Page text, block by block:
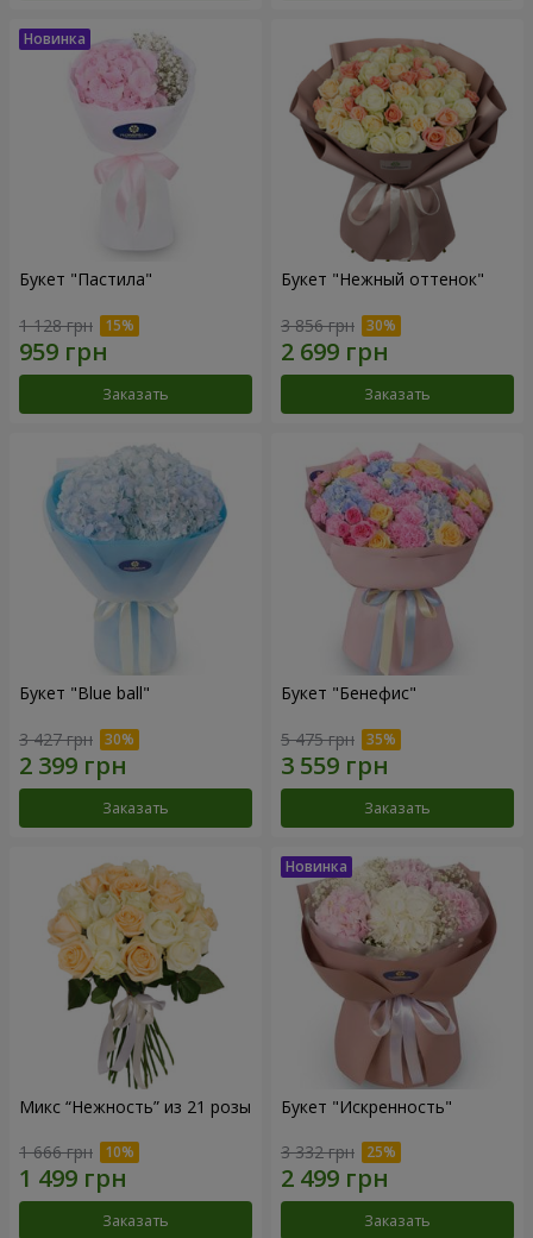
Букет "Пастила"
1 128 грн
Заказать
Букет "Нежный оттенок"
3 856 грн
Заказать
Букет "Blue ball"
3 427 грн
Заказать
Букет "Бенефис"
5 475 грн
Заказать
Микс “Нежность” из 21 розы
1 666 грн
Заказать
Букет "Искренность"
3 332 грн
Заказать